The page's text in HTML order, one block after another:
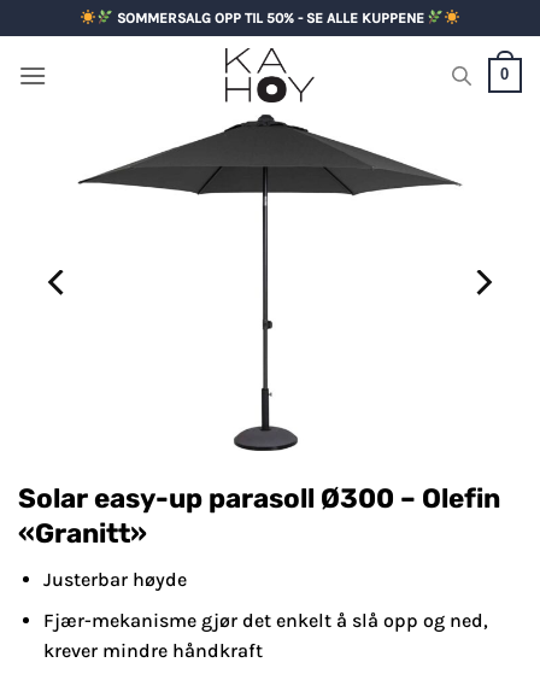
to
content
SOMMERSALG OPP TIL 50% - SE ALLE KUPPENE
0
Solar easy-up parasoll Ø300 – Olefin
«Granitt»
Justerbar høyde
Fjær-mekanisme gjør det enkelt å slå opp og ned,
krever mindre håndkraft